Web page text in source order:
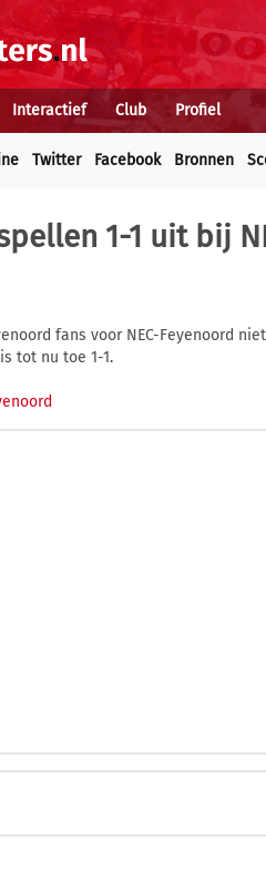
Interactief Club Profiel
Twitter Facebook Bronnen
1-1 uit bij
fans voor NEC-Feyenoord
tot nu toe 1-1.